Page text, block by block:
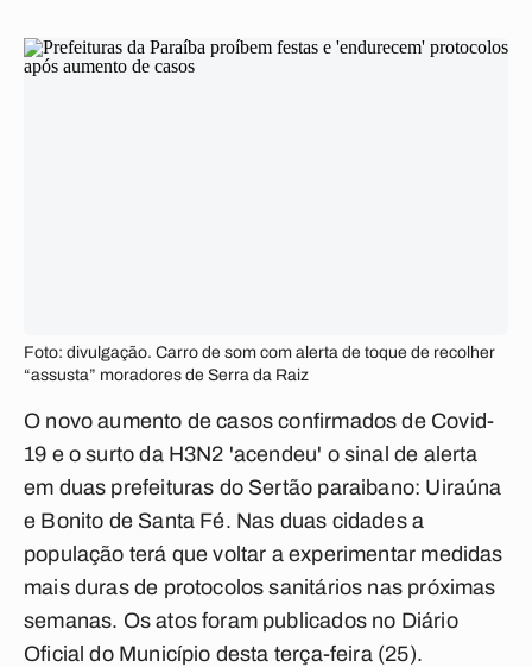
Foto: divulgação. Carro de som com alerta de toque de recolher
“assusta” moradores de Serra da Raiz
O novo aumento de casos confirmados de Covid-
19 e o surto da H3N2 'acendeu' o sinal de alerta
em duas prefeituras do Sertão paraibano: Uiraúna
e Bonito de Santa Fé. Nas duas cidades a
população terá que voltar a experimentar medidas
mais duras de protocolos sanitários nas próximas
semanas. Os atos foram publicados no Diário
Oficial do Município desta terça-feira (25).